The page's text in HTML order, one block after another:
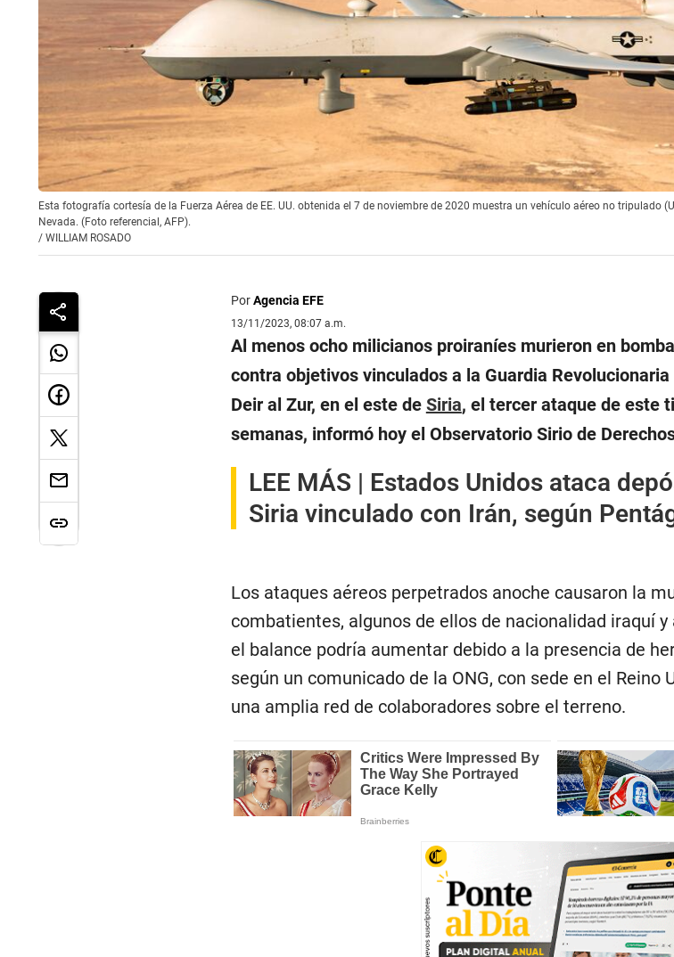
Esta fotografía cortesía de la Fuerza Aérea de EE. UU. obtenida el 7 de noviembre de 2020 muestra un vehículo aéreo no tripulado
Nevada. (Foto referencial, AFP).
/ WILLIAM ROSADO
PorAgencia EFE
13/11/2023, 08:07 a.m.
Al menos ocho milicianos proiraníes murieron en
contra objetivos vinculados a la Guardia
Deir al Zur, en el este de Siria, el tercer ataque de este
semanas, informó hoy el Observatorio Sirio de
LEE MÁS | Estados Unidos ataca
Siria vinculado con Irán, según
Los ataques aéreos perpetrados anoche causaron la
combatientes, algunos de ellos de nacionalidad iraquí
el balance podría aumentar debido a la presencia de
según un comunicado de la ONG, con sede en el Reino
una amplia red de colaboradores sobre el terreno.